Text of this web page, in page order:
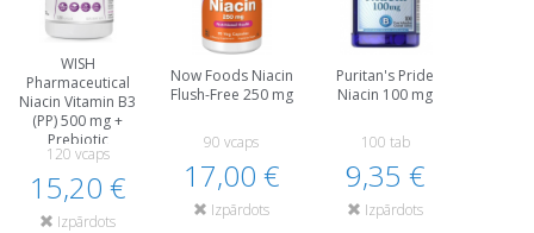
WISH
Pharmaceutical
Niacin Vitamin B3
(PP) 500 mg +
Prebiotic
120 vcaps
15,20 €
Izpārdots
Now Foods Niacin
Flush-Free 250 mg
90 vcaps
17,00 €
Izpārdots
Puritan's Pride
Niacin 100 mg
100 tab
9,35 €
Izpārdots